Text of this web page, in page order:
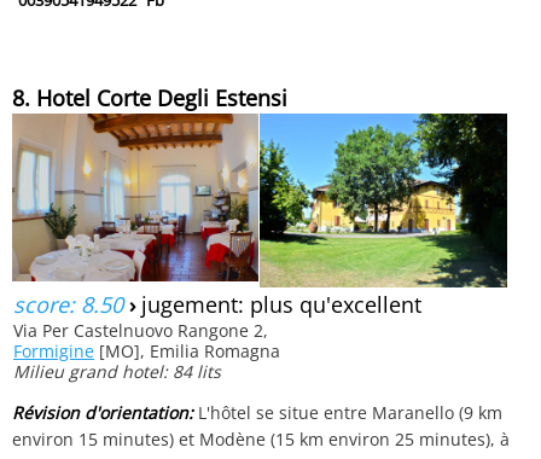
8. Hotel Corte Degli Estensi
score: 8.50› jugement: plus qu'excellent
Via Per Castelnuovo Rangone 2,
Formigine [MO], Emilia Romagna
Milieu grand hotel: 84 lits
Révision d'orientation:L'hôtel se situe entre Maranello (9 km
environ 15 minutes) et Modène (15 km environ 25 minutes), à